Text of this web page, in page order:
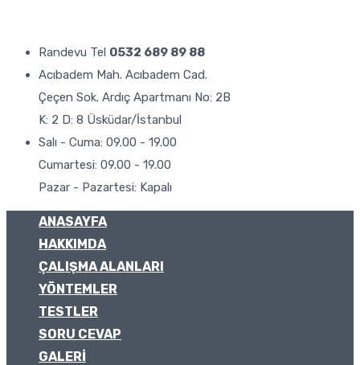
Randevu Tel 0532 689 89 88
Acıbadem Mah. Acıbadem Cad.
Çeçen Sok. Ardıç Apartmanı No: 2B
K: 2 D: 8 Üsküdar/İstanbul
Salı - Cuma: 09.00 - 19.00
Cumartesi: 09.00 - 19.00
Pazar - Pazartesi: Kapalı
ANASAYFA
HAKKIMDA
ÇALIŞMA ALANLARI
YÖNTEMLER
TESTLER
SORU CEVAP
GALERI